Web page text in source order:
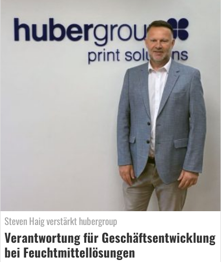
Steven Haig verstärkt hubergroup
Verantwortung für Geschäftsentwicklung
bei Feuchtmittellösungen